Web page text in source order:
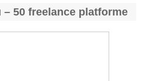
– 50 freelance platforme